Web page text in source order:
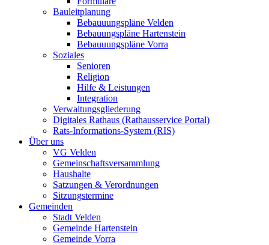
Bauleitplanung
Bebauuungspläne Velden
Bebauungspläne Hartenstein
Bebauuungspläne Vorra
Soziales
Senioren
Religion
Hilfe & Leistungen
Integration
Verwaltungsgliederung
Digitales Rathaus (Rathausservice Portal)
Rats-Informations-System (RIS)
Über uns
VG Velden
Gemeinschaftsversammlung
Haushalte
Satzungen & Verordnungen
Sitzungstermine
Gemeinden
Stadt Velden
Gemeinde Hartenstein
Gemeinde Vorra